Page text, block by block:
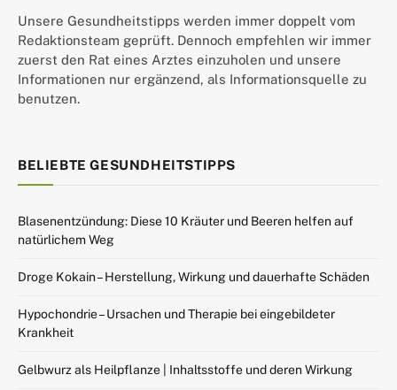
Unsere Gesundheitstipps werden immer doppelt vom
Redaktionsteam geprüft. Dennoch empfehlen wir immer
zuerst den Rat eines Arztes einzuholen und unsere
Informationen nur ergänzend, als Informationsquelle zu
benutzen.
BELIEBTE GESUNDHEITSTIPPS
Blasenentzündung: Diese 10 Kräuter und Beeren helfen auf
natürlichem Weg
Droge Kokain – Herstellung, Wirkung und dauerhafte Schäden
Hypochondrie – Ursachen und Therapie bei eingebildeter
Krankheit
Gelbwurz als Heilpflanze | Inhaltsstoffe und deren Wirkung